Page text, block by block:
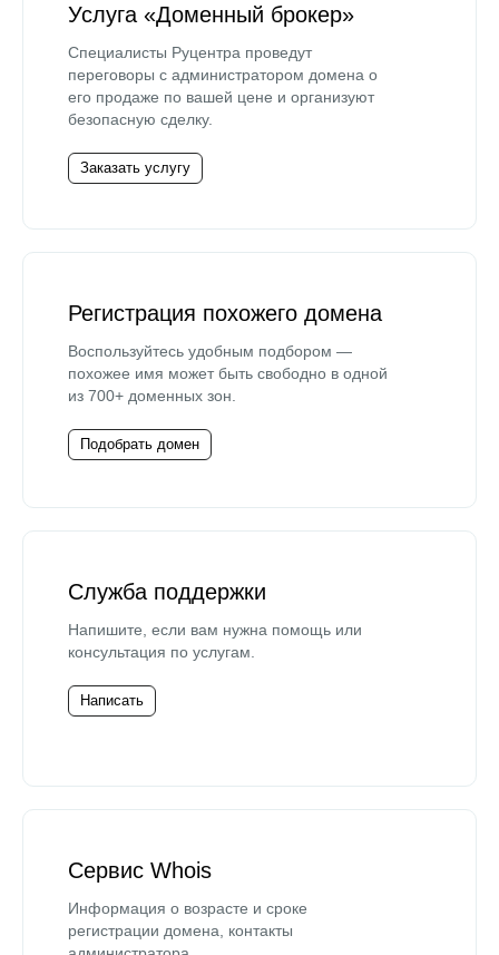
Услуга «Доменный брокер»
Специалисты Руцентра проведут
переговоры с администратором домена о
его продаже по вашей цене и организуют
безопасную сделку.
Заказать услугу
Регистрация похожего домена
Воспользуйтесь удобным подбором —
похожее имя может быть свободно в одной
из 700+ доменных зон.
Подобрать домен
Служба поддержки
Напишите, если вам нужна помощь или
консультация по услугам.
Написать
Сервис Whois
Информация о возрасте и сроке
регистрации домена, контакты